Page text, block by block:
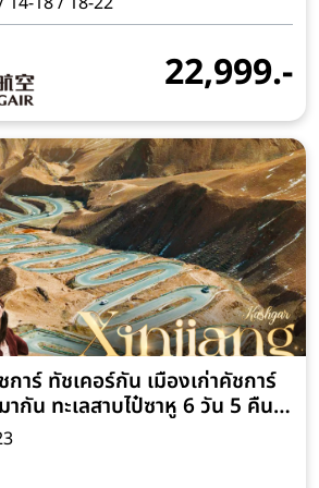
22,999.-
าร์ ทัชเคอร์กัน เมืองเก่าคัชการ์
ากัน ทะเลสาบไป๋ซาหู 6 วัน 5 คืน
ว)